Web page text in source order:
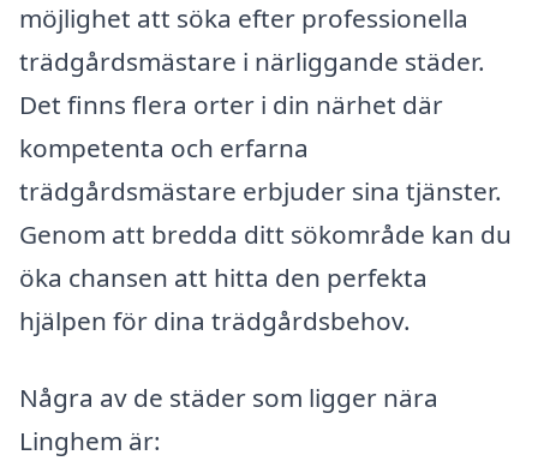
möjlighet att söka efter professionella
trädgårdsmästare i närliggande städer.
Det finns flera orter i din närhet där
kompetenta och erfarna
trädgårdsmästare erbjuder sina tjänster.
Genom att bredda ditt sökområde kan du
öka chansen att hitta den perfekta
hjälpen för dina trädgårdsbehov.
Några av de städer som ligger nära
Linghem är: